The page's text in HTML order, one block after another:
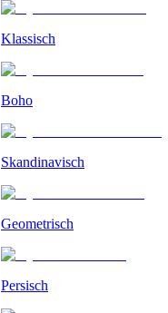
Klassisch
Boho
Skandinavisch
Geometrisch
Persisch